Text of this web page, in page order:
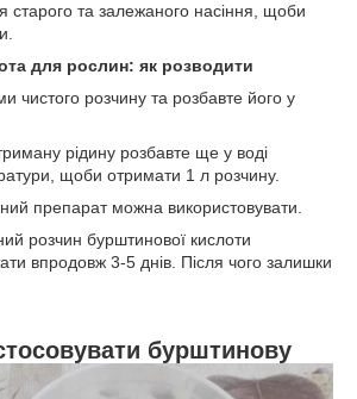
старого та залежаного насіння, щоби
для рослин: як розводити
чистого розчину та розбавте його у
рідину розбавте ще у воді
щоби отримати 1 л розчину.
препарат можна використовувати.
розчин бурштинової кислоти
впродовж 3-5 днів. Після чого залишки
бурштинову